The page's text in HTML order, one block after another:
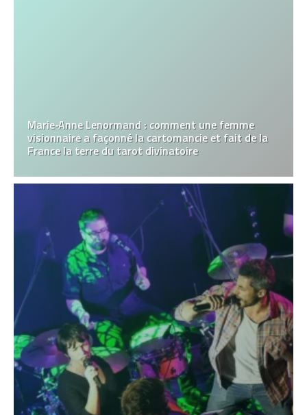
Marie‑Anne Lenormand : comment une femme
visionnaire a façonné la cartomancie et fait de la
France la terre du tarot divinatoire